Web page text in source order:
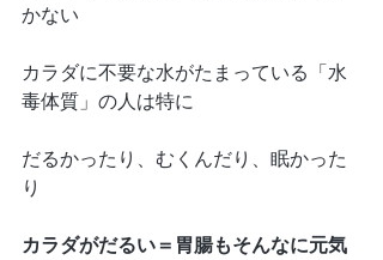
かない
カラダに不要な水がたまっている「水
毒体質」の人は特に
だるかったり、むくんだり、眠かった
り
カラダがだるい＝胃腸もそんなに元気